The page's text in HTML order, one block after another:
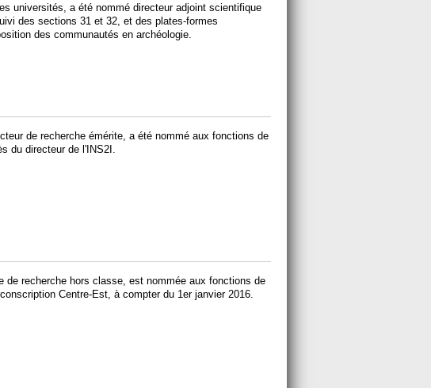
universités, a été nommé directeur adjoint scientifique
des sections 31 et 32, et des plates-formes
des communautés en archéologie.
de recherche émérite, a été nommé aux fonctions de
du directeur de l'INS2I.
de recherche hors classe, est nommée aux fonctions de
Centre-Est, à compter du 1er janvier 2016.